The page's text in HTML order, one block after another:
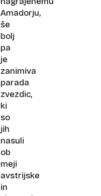
Amadorju,
še
bolj
pa
je
zanimiva
parada
zvezdic,
ki
so
jih
nasuli
ob
meji
avstrijske
in